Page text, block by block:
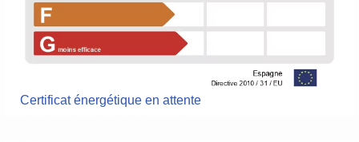
Certificat énergétique en attente